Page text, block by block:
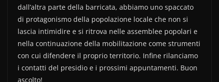
dall’altra parte della barricata, abbiamo uno spaccato
di protagonismo della popolazione locale che non si
lascia intimidire e si ritrova nelle assemblee popolari e
nella continuazione della mobilitazione come strumenti
con cui difendere il proprio territorio. Infine rilanciamo
i contatti del presidio e i prossimi appuntamenti. Buon
ascolto!